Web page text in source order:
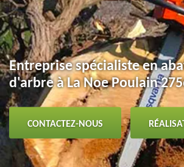
Entreprise spécialiste en
d'arbre à La Noe Poulain
CONTACTEZ-NOUS